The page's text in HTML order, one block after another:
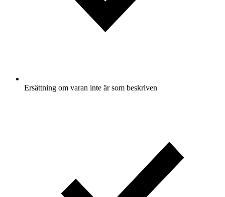
Ersättning om varan inte är som beskriven